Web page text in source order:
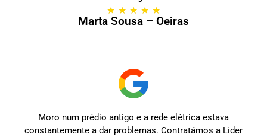
★ ★ ★ ★ ★
Marta Sousa – Oeiras
Moro num prédio antigo e a rede elétrica estava
constantemente a dar problemas. Contratámos a Lider